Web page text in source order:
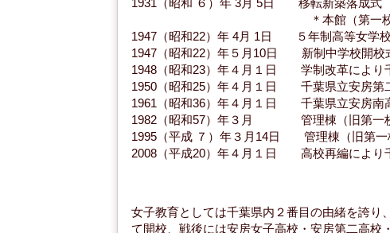
＊本館（第一校舎）の完成
1947（昭和22）年 4月 1日 ５年制高等女学
1947（昭和22）年５月10日 新制中学校開校
1948（昭和23）年４月１日 学制改革により
1950（昭和25）年４月１日 千葉県立安房第
1961（昭和36）年４月１日 千葉県立安房南
1982（昭和57）年３月 管理棟（旧第一校
1995（平成 ７）年３月14日 管理棟（旧第一
2008（平成20）年４月１日 高校再編により
女子教育としては千葉県内２番目の由緒を誇り
て開校、戦後には安房女子高校・安房第二高校